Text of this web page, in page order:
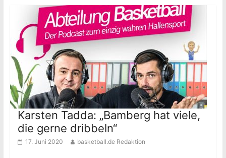
Karsten Tadda: „Bamberg hat viele,
die gerne dribbeln“
17. Juni 2020 basketball.de Redaktion